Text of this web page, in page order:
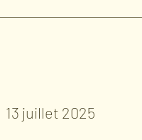
13 juillet 2025